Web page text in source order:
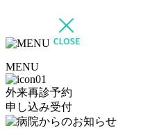
MENU
外来再診予約
申し込み受付